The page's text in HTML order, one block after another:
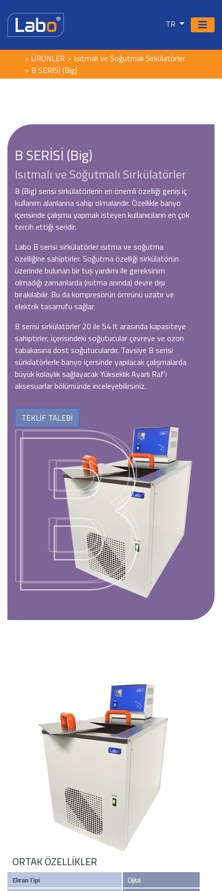
TR
ÜRÜNLER
Isıtmalı ve Soğutmalı Sirkülatörler
B SERİSİ (Big)
B SERİSİ (Big)
Isıtmalı ve Soğutmalı Sirkülatörler
B (Big) serisi sirkülatörlerin en önemli özelliği geniş iç
kullanım alanlarına sahip olmalarıdır. Özellikle banyo
içerisinde çalışma yapmak isteyen kullanıcıların en çok
tercih ettiği seridir.
Labo B serisi sirkülatörler ısıtma ve soğutma
özelliğine sahiptirler. Soğutma özelliği sirkülatörün
üzerinde bulunan bir tuş yardımı ile gereksinim
olmadığı zamanlarda (ısıtma anında) devre dışı
bırakılabilir. Bu da kompresörün ömrünü uzatır ve
elektrik tasarrufu sağlar.
B serisi sirkülatörler 20 ile 54 lt arasında kapasiteye
sahiptirler, içerisindeki soğutucular çevreye ve ozon
tabakasına dost soğutuculardır. Tavsiye B serisi
sürkilatörlerle banyo içersinde yapılacak çalışmalarda
büyük kolaylık sağlayacak Yükseklik Ayarlı Raf'ı
aksesuarlar bölümünde inceleyebilirsiniz.
TEKLİF TALEBİ
ORTAK ÖZELLİKLER
Ekran Tipi Dijital